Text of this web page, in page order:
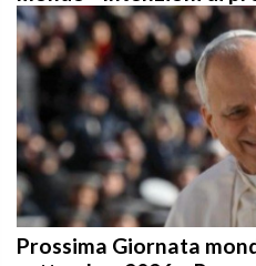
Prossima Giornata
settembre 2026 a Roma